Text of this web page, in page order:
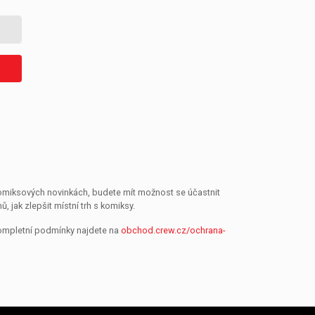
novinkách, budete mít možnost se účastnit
jak zlepšit místní trh s komiksy.
podmínky najdete na obchod.crew.cz/ochrana-